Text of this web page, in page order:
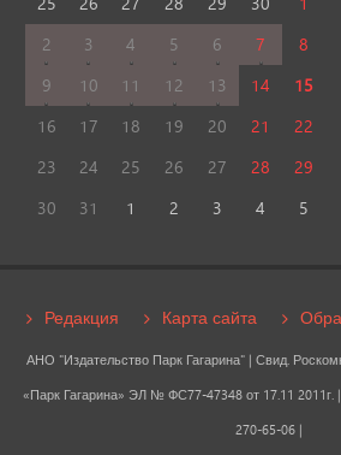
2
3 4 5 6 7
8
9
10 11 12 13 14
15
16
17 18 19 20 21
22
23
24 25 26 27 28
29
30
31 1 2 3 4 5
Редакция Карта сайта
АНО "Издательство Парк Гагарина" | Свид.
«Парк Гагарина» ЭЛ № ФС77-47348 от 17.11 2011г. |
270-65-06 |